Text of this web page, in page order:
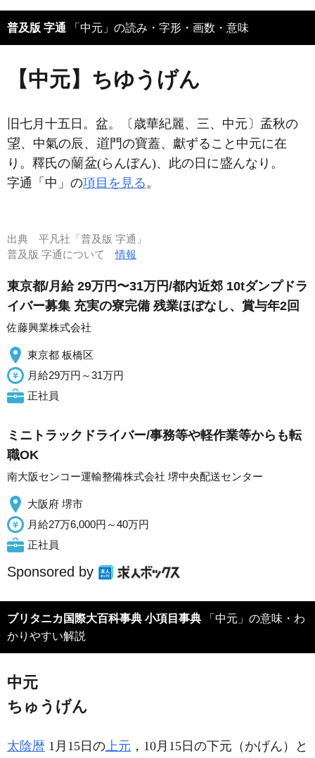
普及版 字通 「中元」の読み・字形・画数・意味
【中元】ちゆうげん
旧七月十五日。盆。〔歳華紀麗、三、中元〕孟秋の
、中氣の辰、
門の寶蓋、獻ずること中元に在
り。釋氏の
(らんぼん)、此の日に
んなり。
字通「中」の項目を見る。
出典 平凡社「普及版 字通」
普及版 字通について情報
東京都/月給 29万円〜31万円/都内近郊 10tダンプドラ
イバー募集 充実の寮完備 残業ほぼなし、賞与年2回
佐藤興業株式会社
東京都 板橋区
月給29万円～31万円
正社員
ミニトラックドライバー/事務等や軽作業等からも転
職OK
南大阪センコー運輸整備株式会社 堺中央配送センター
大阪府 堺市
月給27万6,000円～40万円
正社員
Sponsored by
ブリタニカ国際大百科事典 小項目事典
かりやすい解説
中元
ちゅうげん
太陰暦 1月15日の上元 ，10月15日の下元（かげん）と